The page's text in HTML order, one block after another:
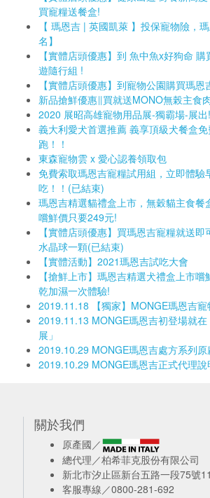
買寵糧送餐盒!
【 瑪恩吉 | 英國凱萊 】投保寵物險，
名】
【實體店頭優惠】到 魚中魚x好狗命
遊隨行組 !
【實體店頭優惠】到寵物公園購買瑪
新品搶鮮優惠∥買就送MONO無榖主食
2020 展昭高雄寵物用品展-獨霸場-展出!
義大利愛犬首選推薦 義享頂級犬餐盒
跑！！
東森寵物雲 x 愛心認養領取包
免費索取瑪恩吉寵糧試用組，立即體驗
吃！！(已結束)
瑪恩吉精選貓禮盒上市，無穀貓主食餐
嚐鮮價只要249元!
【實體店頭優惠】買瑪恩吉寵糧就送
水晶球一顆(已結束)
【實體活動】2021瑪恩吉試吃大會
【搶鮮上市】瑪恩吉精選犬禮盒上市
乾加濕一次體驗!
2019.11.18 【獨家】MONGE瑪恩吉
2019.11.13 MONGE瑪恩吉初登場就
展」
2019.10.29 MONGE瑪恩吉處方系列原
2019.10.29 MONGE瑪恩吉正式代理說
關於我們
原產國／
總代理／柏希菲克股份有限公司
新北市汐止區新台五路一段75號
客服專線／0800-281-692